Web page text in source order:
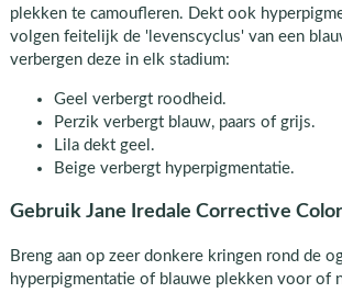
plekken te camoufleren. Dekt ook
volgen feitelijk de 'levenscyclus' van een
verbergen deze in elk stadium:
Geel verbergt roodheid.
Perzik verbergt blauw, paars of grijs.
Lila dekt geel.
Beige verbergt hyperpigmentatie.
Gebruik Jane Iredale Corrective
Breng aan op zeer donkere kringen rond de
hyperpigmentatie of blauwe plekken voor of